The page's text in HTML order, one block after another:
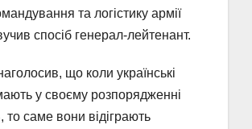
та логістику армії
спосіб генерал-лейтенант.
що коли українські
у своєму розпорядженні
то саме вони відіграють